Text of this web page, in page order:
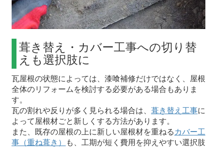
葺き替え・カバー工事への切り替
えも選択肢に
瓦屋根の状態によっては、漆喰補修だけではなく、屋根
全体のリフォームを検討する必要がある場合もありま
す。
瓦の割れや反りが多く見られる場合は、 葺き替え工事に
よって屋根材ごと新しくする方法があります。
また、既存の屋根の上に新しい屋根材を重ねる カバー工
事（重ね葺き）
も、工期が短く費用を抑えやすい選択肢